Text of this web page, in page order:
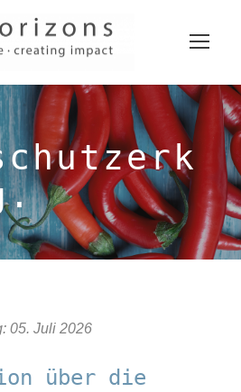
05. Juli 2026
über die